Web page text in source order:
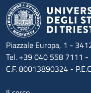
Piazzale Europa, 1 -
Tel. +39 040 558 7111
C.F. 80013890324 -
Menu footer 1